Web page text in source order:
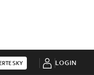
SKY LOGIN